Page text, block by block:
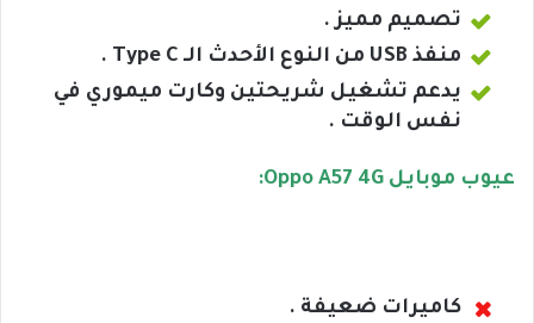
تصميم مميز .
منفذ USB من النوع الأحدث الـ Type C .
يدعم تشغيل شريحتين وكارت ميموري في
نفس الوقت .
عيوب موبايل Oppo A57 4G:
كاميرات ضعيفة .